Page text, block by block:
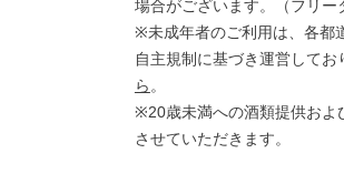
場合がございます。（フリー
※未成年者のご利用は、各都
自主規制に基づき運営してお
ら。
※20歳未満への酒類提供およ
させていただきます。